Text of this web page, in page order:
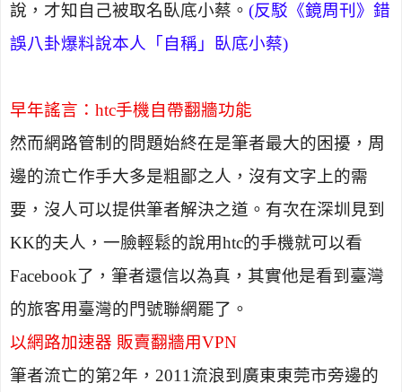
說，才知自己被取名臥底小蔡。 (反駁《鏡周刊》錯
誤八卦爆料說本人「自稱」臥底小蔡)
早年謠言： htc手機自帶翻牆功能
然而網路管制的問題始終在是筆者最大的困擾，周
邊的流亡作手大多是粗鄙之人，沒有文字上的需
要，沒人可以提供筆者解決之道。有次在深圳見到
KK的夫人，一臉輕鬆的說用htc的手機就可以看
Facebook了 ， 筆者還信以為真，其實他是看到臺灣
的旅客用臺灣的門號聯網罷了。
以網路加速器 販賣翻牆用VPN
筆者流亡的第2年， 2011流浪到廣東東莞市旁邊的